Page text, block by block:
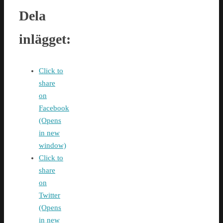
Dela
inlägget:
Click to
share
on
Facebook
(Opens
in new
window)
Click to
share
on
Twitter
(Opens
in new